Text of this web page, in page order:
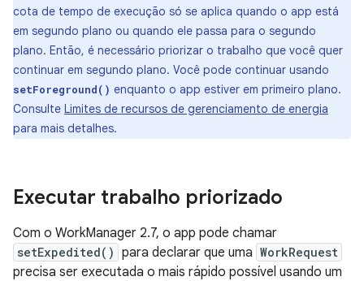
cota de tempo de execução só se aplica quando o app está
em segundo plano ou quando ele passa para o segundo
plano. Então, é necessário priorizar o trabalho que você quer
continuar em segundo plano. Você pode continuar usando
setForeground() enquanto o app estiver em primeiro plano.
Consulte Limites de recursos de gerenciamento de energia
para mais detalhes.
Executar trabalho priorizado
Com o WorkManager 2.7, o app pode chamar
setExpedited() para declarar que uma WorkRequest
precisa ser executada o mais rápido possível usando um